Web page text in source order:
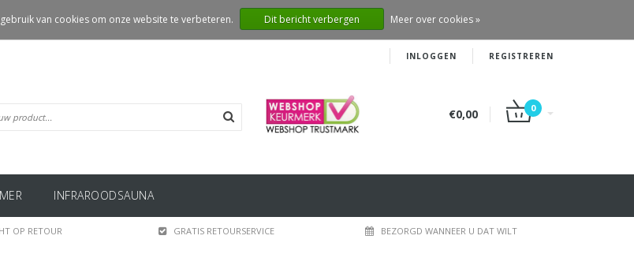
INLOGGEN REGISTREREN
€0,00 0
INFRAROODSAUNA
OP RETOUR GRATIS RETOURSERVICE BEZORGD WANNEER U DAT WILT
van cookies om onze website te verbeteren. Dit bericht verbergen Meer over cookies »